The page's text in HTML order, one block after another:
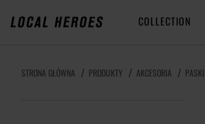
COLLECTION
STRONA GŁÓWNA PRODUKTY AKCESORIA PASKI